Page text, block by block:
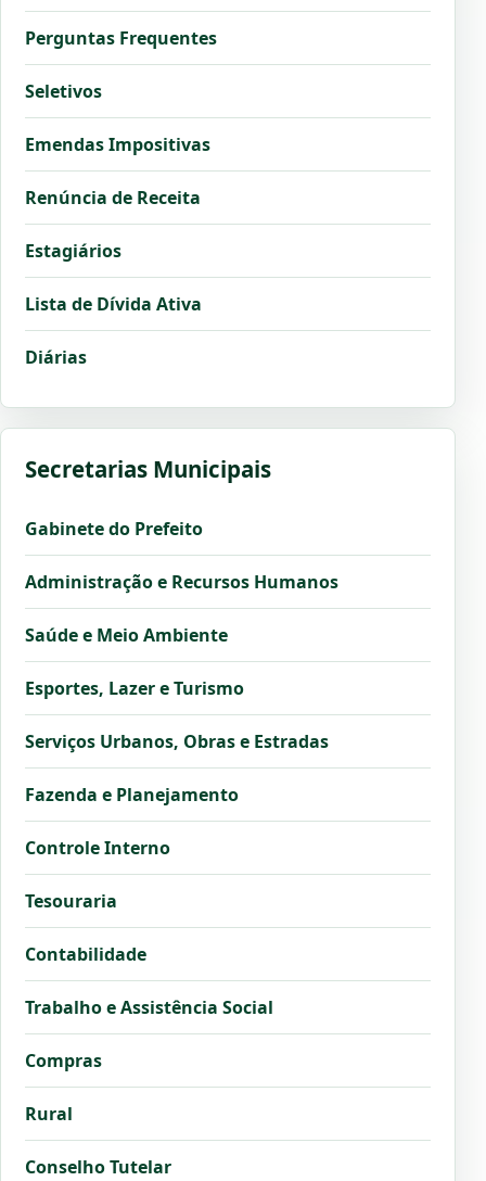
Perguntas Frequentes
Seletivos
Emendas Impositivas
Renúncia de Receita
Estagiários
Lista de Dívida Ativa
Diárias
Secretarias Municipais
Gabinete do Prefeito
Administração e Recursos Humanos
Saúde e Meio Ambiente
Esportes, Lazer e Turismo
Serviços Urbanos, Obras e Estradas
Fazenda e Planejamento
Controle Interno
Tesouraria
Contabilidade
Trabalho e Assistência Social
Compras
Rural
Conselho Tutelar